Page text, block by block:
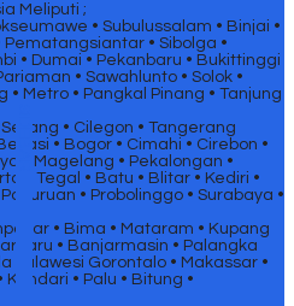
Meliputi ;
• Subulussalam • Binjai •
• Sibolga •
• Dumai • Pekanbaru • Bukittinggi
• Sawahlunto • Solok •
Metro • Pangkal Pinang • Tanjung
• Cilegon • Tangerang
• Bogor • Cimahi • Cirebon •
• Magelang • Pekalongan •
• Tegal • Batu • Blitar • Kediri •
• Probolinggo • Surabaya •
• Bima • Mataram • Kupang
• Banjarmasin • Palangka
Sulawesi Gorontalo • Makassar •
• Palu • Bitung •